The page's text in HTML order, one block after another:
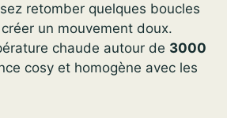
retomber quelques boucles
un mouvement doux.
chaude autour de 3000
cosy et homogène avec les